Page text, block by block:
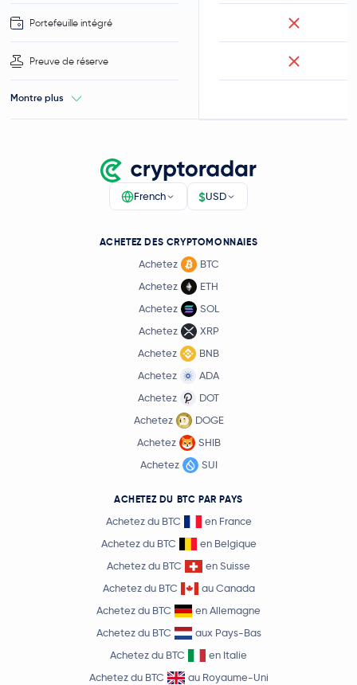
Portefeuille intégré
Preuve de réserve
Montre plus
French $USD
ACHETEZ DES CRYPTOMONNAIES
Achetez
BTC
Achetez
ETH
Achetez
SOL
Achetez
XRP
Achetez
BNB
Achetez
ADA
Achetez
DOT
Achetez
DOGE
Achetez
SHIB
Achetez
SUI
ACHETEZ DU BTC PAR PAYS
Achetez du BTC
en France
Achetez du BTC
en Belgique
Achetez du BTC
en Suisse
Achetez du BTC
au Canada
Achetez du BTC
en Allemagne
Achetez du BTC
aux Pays-Bas
Achetez du BTC
en Italie
Achetez du BTC
au Royaume-Uni